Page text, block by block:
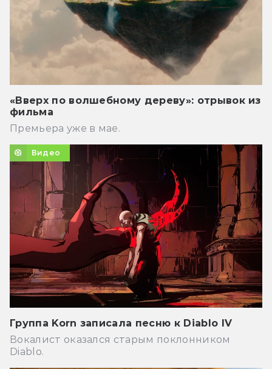
«Вверх по волшебному дереву»: отрывок из
фильма
Премьера уже в мае.
Видео
Группа Korn записала песню к Diablo IV
Вокалист оказался старым поклонником
Diablo.